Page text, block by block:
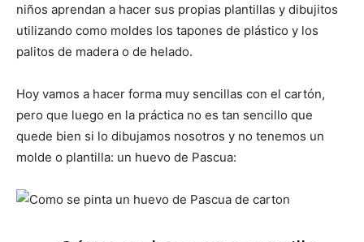
niños aprendan a hacer sus propias plantillas y dibujitos
utilizando como moldes los tapones de plástico y los
palitos de madera o de helado.
Hoy vamos a hacer forma muy sencillas con el cartón,
pero que luego en la práctica no es tan sencillo que
quede bien si lo dibujamos nosotros y no tenemos un
molde o plantilla: un huevo de Pascua: